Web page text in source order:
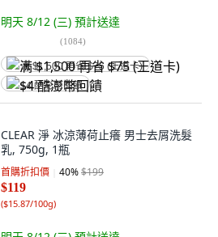
明天 8/12 (三) 預計送達
(1084)
满 $1,500 再省 $75 (王道卡)
$4 酷澎幣回饋
CLEAR 淨 冰涼薄荷止癢 男士去屑洗髮
乳, 750g, 1瓶
首購折扣價 40%$199
$119
($15.87/100g)